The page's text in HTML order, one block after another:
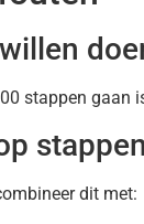
stappen gaan
stappen
dit met: